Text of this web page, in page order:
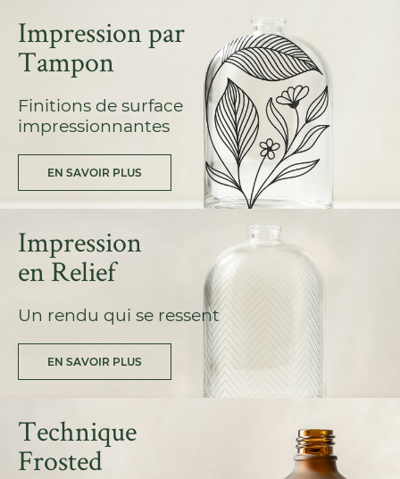
Impression par
Tampon
Finitions de surface
impressionnantes
EN SAVOIR PLUS
Impression
en Relief
Un rendu qui se ressent
EN SAVOIR PLUS
Technique
Frosted